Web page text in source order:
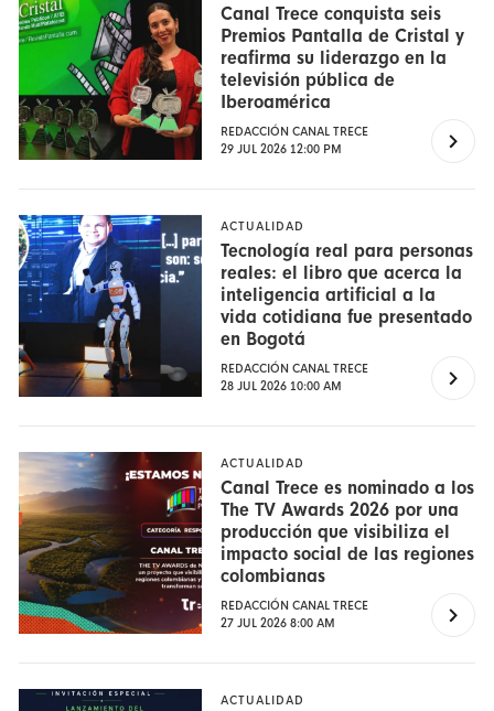
Canal Trece conquista seis
Premios Pantalla de Cristal y
reafirma su liderazgo en la
televisión pública de
Iberoamérica
REDACCIÓN CANAL TRECE
29 JUL 2026 12:00 PM
ACTUALIDAD
Tecnología real para personas
reales: el libro que acerca la
inteligencia artificial a la
vida cotidiana fue presentado
en Bogotá
REDACCIÓN CANAL TRECE
28 JUL 2026 10:00 AM
ACTUALIDAD
Canal Trece es nominado a los
The TV Awards 2026 por una
producción que visibiliza el
impacto social de las regiones
colombianas
REDACCIÓN CANAL TRECE
27 JUL 2026 8:00 AM
ACTUALIDAD